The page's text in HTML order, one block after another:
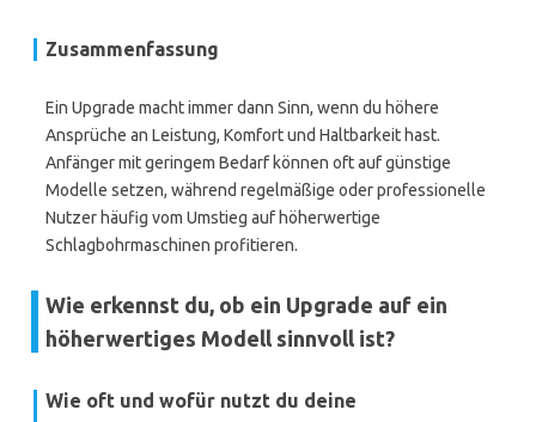
Zusammenfassung
Ein Upgrade macht immer dann Sinn, wenn du höhere
Ansprüche an Leistung, Komfort und Haltbarkeit hast.
Anfänger mit geringem Bedarf können oft auf günstige
Modelle setzen, während regelmäßige oder professionelle
Nutzer häufig vom Umstieg auf höherwertige
Schlagbohrmaschinen profitieren.
Wie erkennst du, ob ein Upgrade auf ein
höherwertiges Modell sinnvoll ist?
Wie oft und wofür nutzt du deine